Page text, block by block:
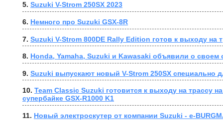
5. Suzuki V-Strom 250SX 2023
6. Немного про Suzuki GSX-8R
7. Suzuki V-Strom 800DE Rally Edition готов к выходу на
8. Honda, Yamaha, Suzuki и Kawasaki объявили о своем
9. Suzuki выпускают новый V-Strom 250SX специально
10. Team Classic Suzuki готовится к выходу на трассу
супербайке GSX-R1000 K1
11. Новый электроскутер от компании Suzuki - e-